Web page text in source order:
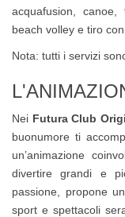
acquafusion,
beach volley e tiro con
Nota: tutti i servizi
Nei Futura Club
buonumore ti
un’animazione
divertire grandi e
passione, propone
sport e spettacoli